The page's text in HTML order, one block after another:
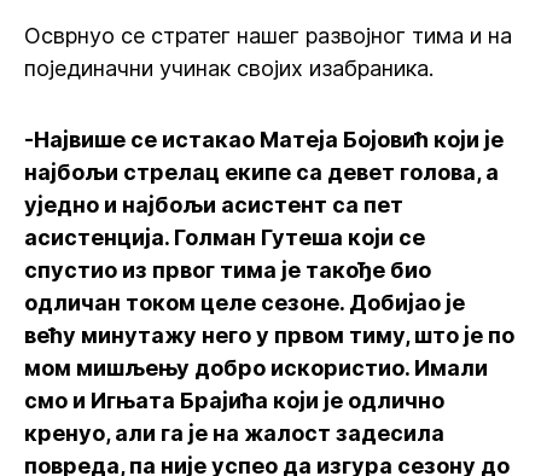
Осврнуо се стратег нашег развојног тима и на
појединачни учинак својих изабраника.
-Највише се истакао Матеја Бојовић који је
најбољи стрелац екипе са девет голова, а
уједно и најбољи асистент са пет
асистенција. Голман Гутеша који се
спустио из првог тима је такође био
одличан током целе сезоне. Добијао је
већу минутажу него у првом тиму, што је по
мом мишљењу добро искористио. Имали
смо и Игњата Брајића који је одлично
кренуо, али га је на жалост задесила
повреда, па није успео да изгура сезону до